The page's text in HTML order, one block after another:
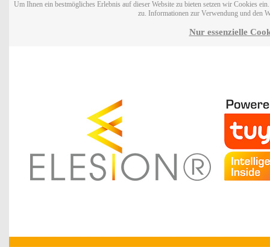
Um Ihnen ein bestmögliches Erlebnis auf dieser Website zu bieten setzen wir Cookies
zu. Informationen zur Verwendung und den
Nur essenzielle